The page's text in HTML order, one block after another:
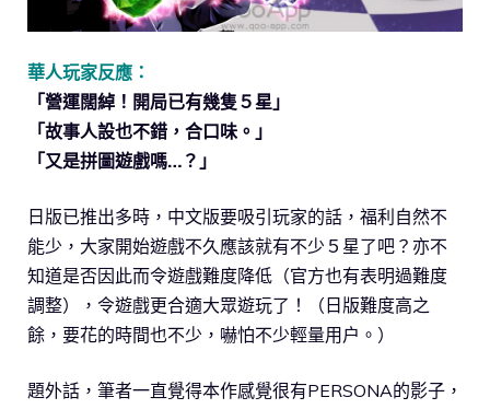
華人玩家反應：
「營運闊綽！開局已有幾隻５星」
「故事人設也不錯，合口味。」
「又是拼圖遊戲嗎…？」
日版已推出多時，中文版要吸引玩家的話，福利自然不
能少，大家開始遊戲不久應該就有不少５星了吧？亦不
知道是否因此而令遊戲難度降低（官方也有表明過難度
調整），令遊戲更合適大眾遊玩了！（日版難度高之
餘，要花的時間也不少，嚇怕不少輕量用户。）
題外話，筆者一直覺得本作感覺很有PERSONA的影子，